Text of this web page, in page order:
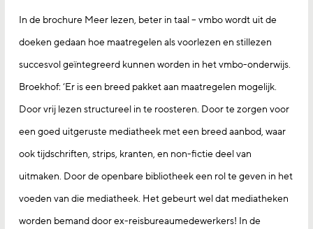
In de brochure Meer lezen, beter in taal – vmbo wordt uit de
doeken gedaan hoe maatregelen als voorlezen en stillezen
succesvol geïntegreerd kunnen worden in het vmbo-onderwijs.
Broekhof: ‘Er is een breed pakket aan maatregelen mogelijk.
Door vrij lezen structureel in te roosteren. Door te zorgen voor
een goed uitgeruste mediatheek met een breed aanbod, waar
ook tijdschriften, strips, kranten, en non-fictie deel van
uitmaken. Door de openbare bibliotheek een rol te geven in het
voeden van die mediatheek. Het gebeurt wel dat mediatheken
worden bemand door ex-reisbureaumedewerkers! In de